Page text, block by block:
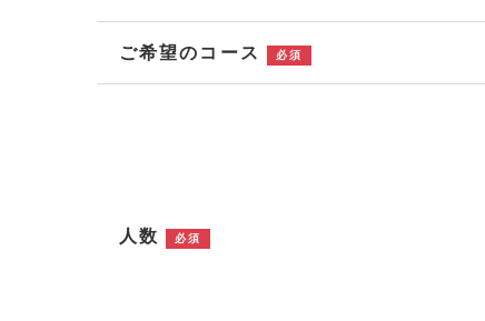
ご希望のコース 必須
人数 必須